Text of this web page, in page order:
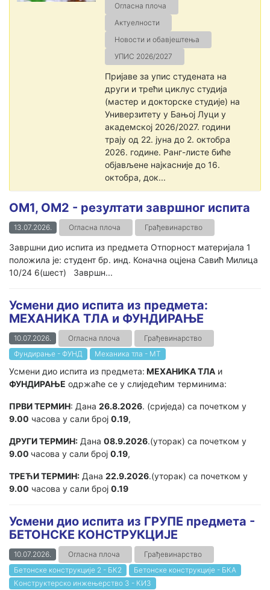
Огласна плоча
Актуелности
Новости и обавјештења
УПИС 2026/2027
Пријаве за упис студената на
други и трећи циклус студија
(мастер и докторске студије) на
Универзитету у Бањој Луци у
академској 2026/2027. години
трају од 22. јуна до 2. октобра
2026. године. Ранг-листе биће
објављене најкасније до 16.
октобра, док...
ОМ1, ОМ2 - резултати завршног испита
13.07.2026. Огласна плоча Грађевинарство
Завршни дио испита из предмета Отпорност материјала 1
положила је: студент бр. инд. Коначна оцјена Савић Милица
10/24 6(шест) Завршн...
Усмени дио испита из предмета:
МЕХАНИКА ТЛА и ФУНДИРАЊЕ
10.07.2026. Огласна плоча
Грађевинарство
Фундирање - ФУНД
Механика тла - МТ
Усмени дио испита из предмета: МЕХАНИКА ТЛА и
ФУНДИРАЊЕ одржаће се у слиједећим терминима:
ПРВИ ТЕРМИН: Дана 26.8.2026. (сриједа) са почетком у
9.00 часова у сали број 0.19,
ДРУГИ ТЕРМИН: Дана 08.9.2026.(уторак) са почетком у
9.00 часова у сали број 0.19,
ТРЕЋИ ТЕРМИН: Дана 22.9.2026.(уторак) са почетком у
9.00 часова у сали број 0.19
Усмени дио испита из ГРУПЕ предмета -
БЕТОНСКЕ КОНСТРУКЦИЈЕ
10.07.2026. Огласна плоча
Грађевинарство
Бетонске конструкције 2 - БК2
Бетонске конструкције - БКА
Конструктерско инжењерство 3 - КИ3